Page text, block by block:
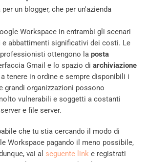
un blogger, che per un'azienda
Workspace in entrambi gli scenari
e abbattimenti significativi dei costi. Le
ottengono la posta
Gmail e lo spazio di archiviazione
tenere in ordine e sempre disponibili i
grandi organizzazioni possono
vulnerabili e soggetti a costanti
e file server.
che tu stia cercando il modo di
Workspace pagando il meno possibile,
vai al seguente link e registrati